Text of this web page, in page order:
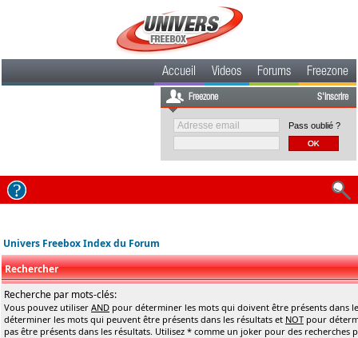
Accueil Videos Forums Freezone
Freezone S'inscrire
Pass oublié ?
Univers Freebox Index du Forum
Rechercher
Recherche par mots-clés:
Vous pouvez utiliser AND pour déterminer les mots qui doivent être présents dans
déterminer les mots qui peuvent être présents dans les résultats et NOT pour
pas être présents dans les résultats. Utilisez * comme un joker pour des recherches